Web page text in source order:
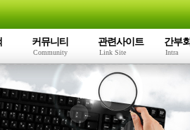
커뮤니티
Community
관련사이트
Link Site
간부
Intra